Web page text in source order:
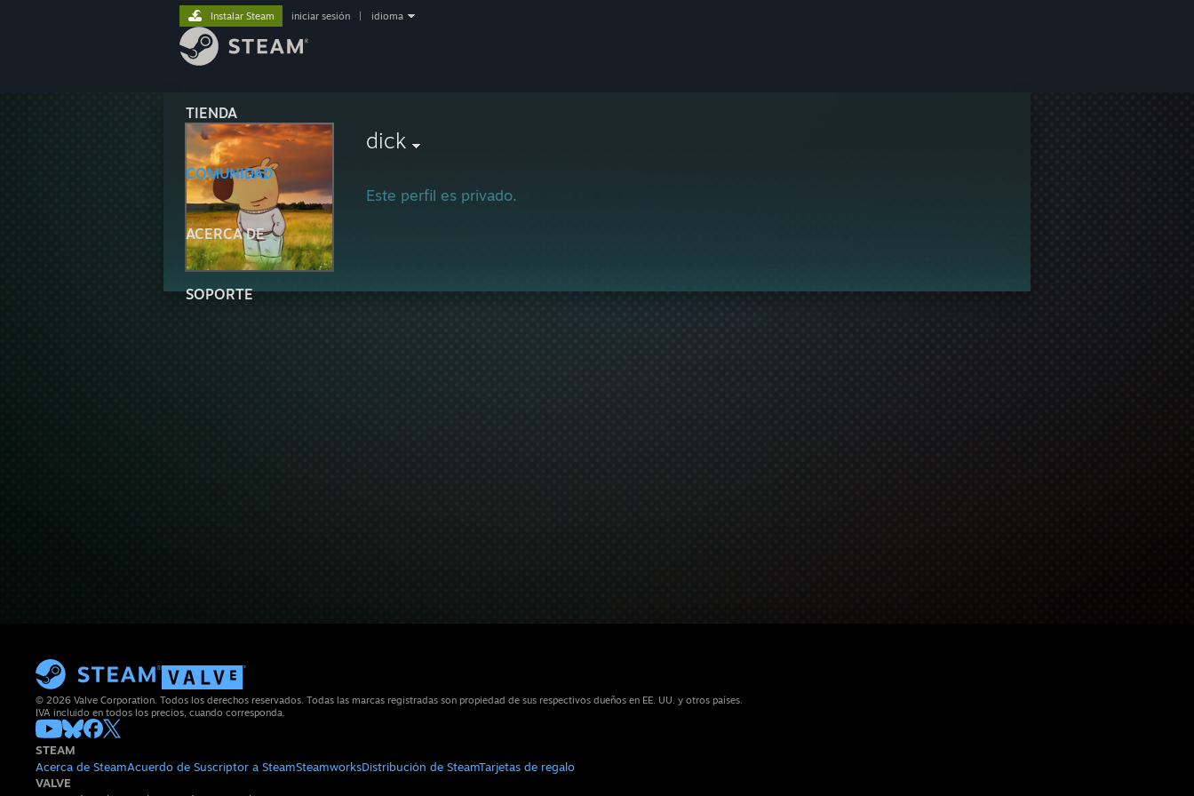
TIENDA
COMUNIDAD
ACERCA DE
SOPORTE
Instalar Steam iniciar sesión idioma
dick
Este perfil es privado.
© 2026 Valve Corporation. Todos los derechos reservados. Todas las marcas registradas son propiedad de sus respectivos dueños en EE. UU. y otros países.
IVA incluido en todos los precios, cuando corresponda.
STEAM
Acerca de SteamAcuerdo de Suscriptor a SteamSteamworksDistribución de SteamTarjetas de regalo
VALVE